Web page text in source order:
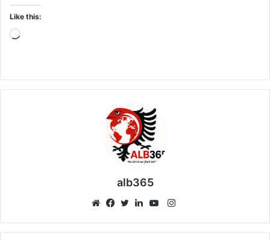
Like this:
Loading…
alb365
Instagram